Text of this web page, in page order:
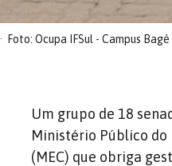
Foto: Ocupa IFSul - Campus Bagé
Um grupo de 18
Ministério Público
(MEC) que obriga